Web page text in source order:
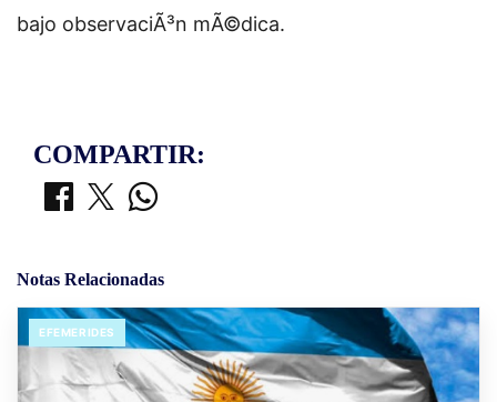
bajo observaciÃ³n mÃ©dica.
COMPARTIR:
Notas Relacionadas
EFEMERIDES